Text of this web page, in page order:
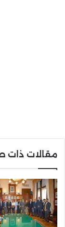
مقالات ذات